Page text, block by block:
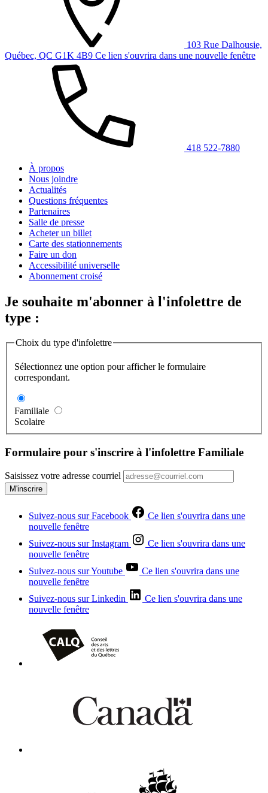
103 Rue Dalhousie,
Québec, QC G1K 4B9 Ce lien s'ouvrira dans une nouvelle fenêtre
418 522-7880
À propos
Nous joindre
Actualités
Questions fréquentes
Partenaires
Salle de presse
Acheter un billet
Carte des stationnements
Faire un don
Accessibilité universelle
Abonnement croisé
Je souhaite m'abonner à l'infolettre de
type :
Choix du type d'infolettre
Sélectionnez une option pour afficher le formulaire
correspondant.
Familiale
Scolaire
Formulaire pour s'inscrire à l'infolettre Familiale
Saisissez votre adresse courriel
M'inscrire
Suivez-nous sur Facebook
Ce lien s'ouvrira dans une
nouvelle fenêtre
Suivez-nous sur Instagram
Ce lien s'ouvrira dans une
nouvelle fenêtre
Suivez-nous sur Youtube
Ce lien s'ouvrira dans une
nouvelle fenêtre
Suivez-nous sur Linkedin
Ce lien s'ouvrira dans une
nouvelle fenêtre